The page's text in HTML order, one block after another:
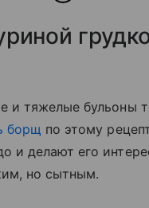
и тяжелые бульоны
борщ по этому
и делают его
но сытным.